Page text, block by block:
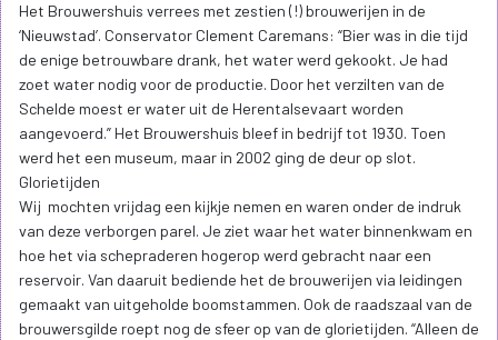
Het Brouwershuis verrees met zestien (!) brouwerijen in de
‘Nieuwstad’. Conservator Clement Caremans: “Bier was in die tijd
de enige betrouwbare drank, het water werd gekookt. Je had
zoet water nodig voor de productie. Door het verzilten van de
Schelde moest er water uit de Herentalsevaart worden
aangevoerd.” Het Brouwershuis bleef in bedrijf tot 1930. Toen
werd het een museum, maar in 2002 ging de deur op slot.
Glorietijden
Wij mochten vrijdag een kijkje nemen en waren onder de indruk
van deze verborgen parel. Je ziet waar het water binnenkwam en
hoe het via schepraderen hogerop werd gebracht naar een
reservoir. Van daaruit bediende het de brouwerijen via leidingen
gemaakt van uitgeholde boomstammen. Ook de raadszaal van de
brouwersgilde roept nog de sfeer op van de glorietijden. “Alleen de